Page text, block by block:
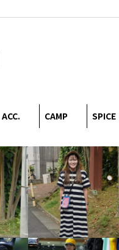
ACC. CAMP SPICE